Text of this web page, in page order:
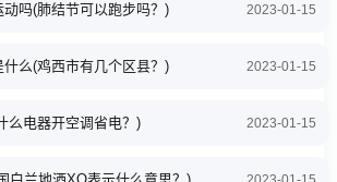
吗(肺结节可以跑步吗？) 2023-01-15
么(鸡西市有几个区县？) 2023-01-15
么电器开空调省电？) 2023-01-15